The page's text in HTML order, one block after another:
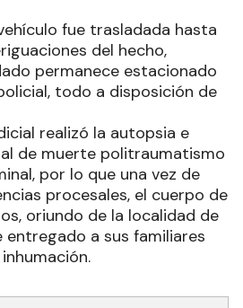
fue trasladada hasta
del hecho,
permanece estacionado
todo a disposición de
realizó la autopsia e
de muerte politraumatismo
por lo que una vez de
procesales, el cuerpo de
oriundo de la localidad de
entregado a sus familiares